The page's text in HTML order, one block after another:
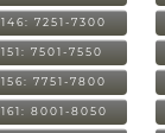
146: 7251-7300
151: 7501-7550
156: 7751-7800
161: 8001-8050